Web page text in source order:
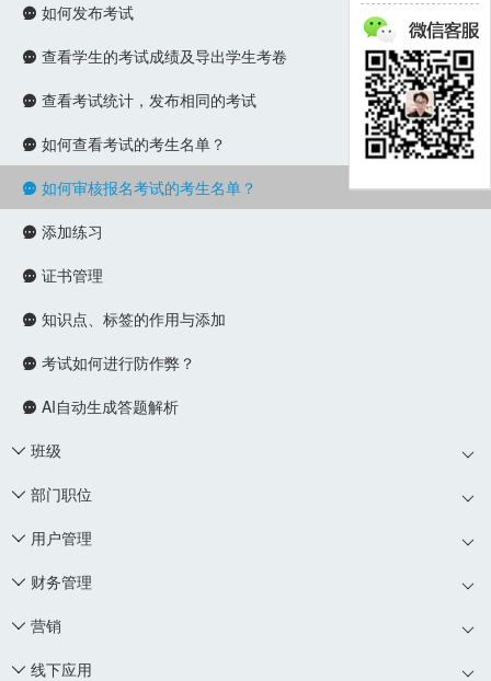
 如何发布考试
 查看学生的考试成绩及导出学生考卷
 查看考试统计，发布相同的考试
 如何查看考试的考生名单？
 如何审核报名考试的考生名单？
 添加练习
 证书管理
 知识点、标签的作用与添加
 考试如何进行防作弊？
 AI自动生成答题解析
 班级
 部门职位
 用户管理
 财务管理
 营销
 线下应用